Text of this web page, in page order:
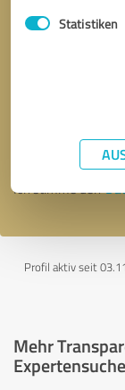
Statistiken
Ich stimme den
Profil aktiv seit
Mehr
Expertensuche